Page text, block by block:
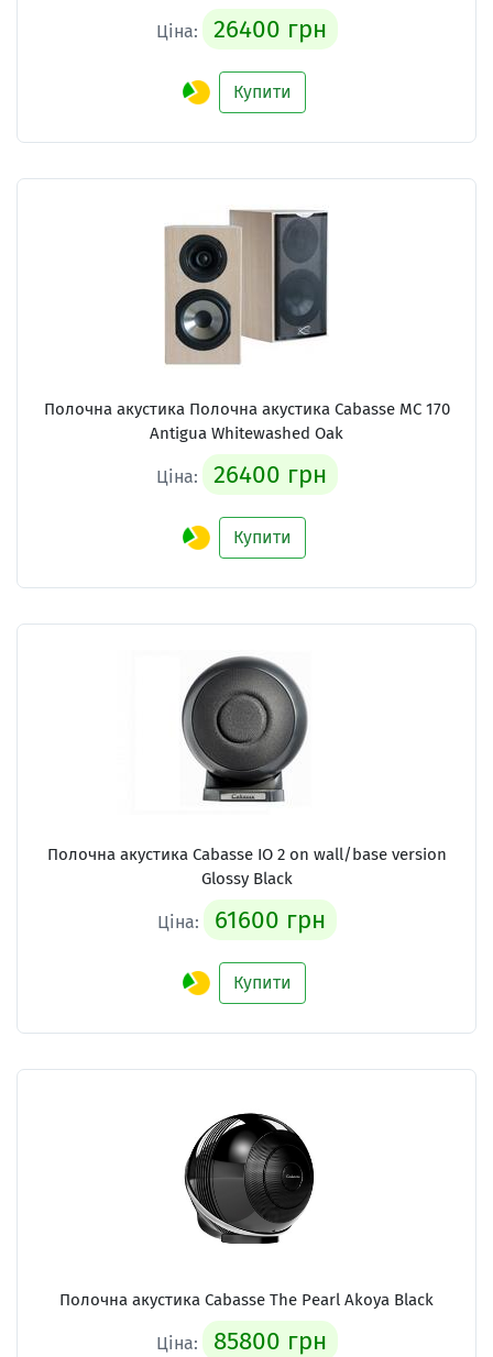
Ціна: 26400 грн
Купити
Полочна акустика Полочна акустика Cabasse MC 170
Antigua Whitewashed Oak
Ціна: 26400 грн
Купити
Полочна акустика Cabasse IO 2 on wall/base version
Glossy Black
Ціна: 61600 грн
Купити
Полочна акустика Cabasse The Pearl Akoya Black
Ціна: 85800 грн